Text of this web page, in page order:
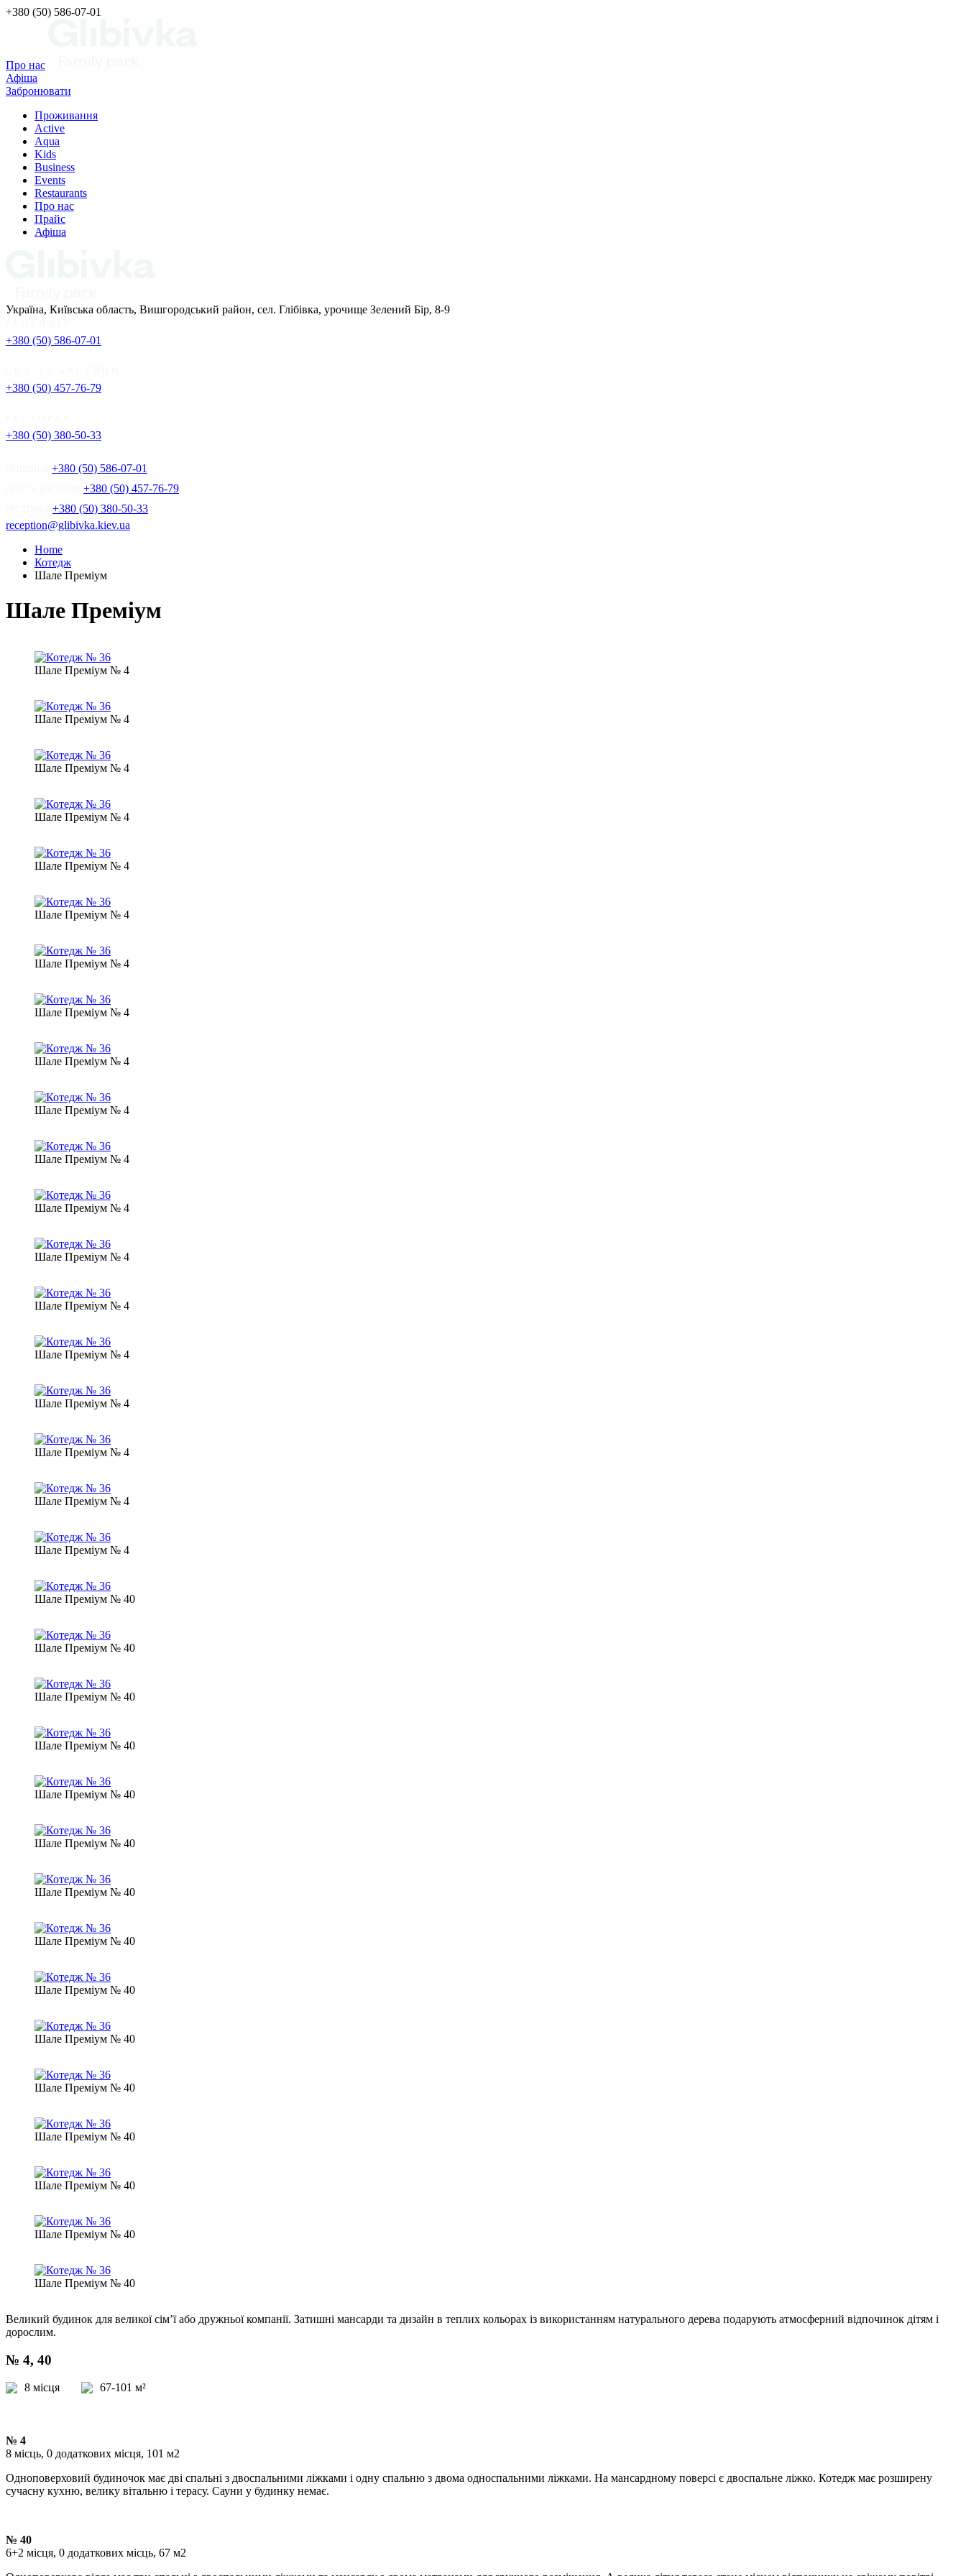
+380 (50) 586-07-01
Про нас
Афіша
Забронювати
Проживання
Active
Aqua
Kids
Business
Events
Restaurants
Про нас
Прайс
Афіша
Україна, Київська область, Вишгородський район, сел. Глібівка, урочище Зелений Бір, 8-9
+380 (50) 586-07-01
+380 (50) 457-76-79
+380 (50) 380-50-33
+380 (50) 586-07-01
+380 (50) 457-76-79
+380 (50) 380-50-33
reception@glibivka.kiev.ua
Home
Котедж
Шале Преміум
Шале Преміум
Шале Преміум № 4
Шале Преміум № 4
Шале Преміум № 4
Шале Преміум № 4
Шале Преміум № 4
Шале Преміум № 4
Шале Преміум № 4
Шале Преміум № 4
Шале Преміум № 4
Шале Преміум № 4
Шале Преміум № 4
Шале Преміум № 4
Шале Преміум № 4
Шале Преміум № 4
Шале Преміум № 4
Шале Преміум № 4
Шале Преміум № 4
Шале Преміум № 4
Шале Преміум № 4
Шале Преміум № 40
Шале Преміум № 40
Шале Преміум № 40
Шале Преміум № 40
Шале Преміум № 40
Шале Преміум № 40
Шале Преміум № 40
Шале Преміум № 40
Шале Преміум № 40
Шале Преміум № 40
Шале Преміум № 40
Шале Преміум № 40
Шале Преміум № 40
Шале Преміум № 40
Шале Преміум № 40
Великий будинок для великої сім’ї або дружньої компанії. Затишні мансарди та дизайн в теплих кольорах із використанням натурального дерева подарують атмосферний відпочинок дітям і
дорослим.
№ 4, 40
8 місця 67-101 м²
№ 4
8 місць, 0 додаткових місця, 101 м2
Одноповерховий будиночок має дві спальні з двоспальними ліжками і одну спальню з двома односпальними ліжками. На мансардному поверсі є двоспальне ліжко. Котедж має розширену
сучасну кухню, велику вітальню і терасу. Сауни у будинку немає.
№ 40
6+2 місця, 0 додаткових місць, 67 м2